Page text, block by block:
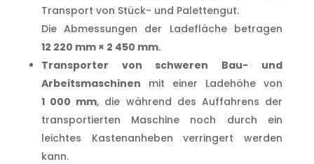
Transport von Stück- und Palettengut.
Die Abmessungen der Ladefläche betragen
12 220 mm × 2 450 mm.
Transporter von schweren Bau- und
Arbeitsmaschinen mit einer Ladehöhe von
1 000 mm, die während des Auffahrens der
transportierten Maschine noch durch ein
leichtes Kastenanheben verringert werden
kann.